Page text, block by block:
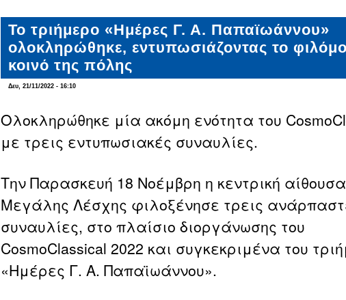
Το τριήμερο «Ημέρες Γ. Α. Παπαϊωάννου»
ολοκληρώθηκε, εντυπωσιάζοντας το
κοινό της πόλης
Δευ, 21/11/2022 - 16:10
Ολοκληρώθηκε μία ακόμη ενότητα του
με τρεις εντυπωσιακές συναυλίες.
Την Παρασκευή 18 Νοέμβρη η κεντρική
Μεγάλης Λέσχης φιλοξένησε τρεις
συναυλίες, στο πλαίσιο διοργάνωσης του
CosmoClassical 2022 και συγκεκριμένα του
«Ημέρες Γ. Α. Παπαϊωάννου».